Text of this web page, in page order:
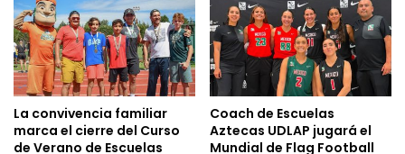
La convivencia familiar
marca el cierre del Curso
de Verano de Escuelas
Coach de Escuelas
Aztecas UDLAP jugará el
Mundial de Flag Football